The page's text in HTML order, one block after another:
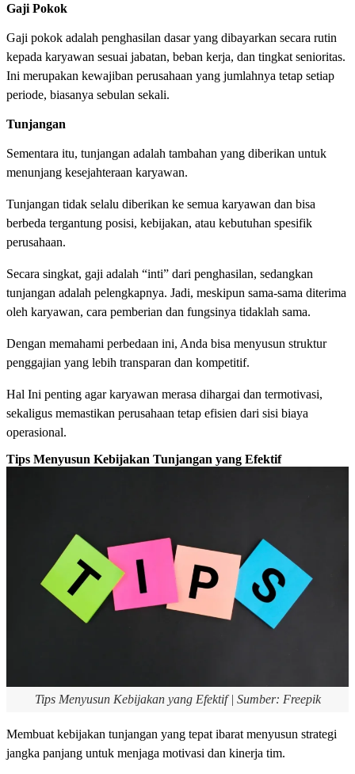
Gaji Pokok
Gaji pokok adalah penghasilan dasar yang dibayarkan secara rutin
kepada karyawan sesuai jabatan, beban kerja, dan tingkat senioritas.
Ini merupakan kewajiban perusahaan yang jumlahnya tetap setiap
periode, biasanya sebulan sekali.
Tunjangan
Sementara itu, tunjangan adalah tambahan yang diberikan untuk
menunjang kesejahteraan karyawan.
Tunjangan tidak selalu diberikan ke semua karyawan dan bisa
berbeda tergantung posisi, kebijakan, atau kebutuhan spesifik
perusahaan.
Secara singkat, gaji adalah “inti” dari penghasilan, sedangkan
tunjangan adalah pelengkapnya. Jadi, meskipun sama-sama diterima
oleh karyawan, cara pemberian dan fungsinya tidaklah sama.
Dengan memahami perbedaan ini, Anda bisa menyusun struktur
penggajian yang lebih transparan dan kompetitif.
Hal Ini penting agar karyawan merasa dihargai dan termotivasi,
sekaligus memastikan perusahaan tetap efisien dari sisi biaya
operasional.
Tips Menyusun Kebijakan Tunjangan yang Efektif
Tips Menyusun Kebijakan yang Efektif | Sumber: Freepik
Membuat kebijakan tunjangan yang tepat ibarat menyusun strategi
jangka panjang untuk menjaga motivasi dan kinerja tim.